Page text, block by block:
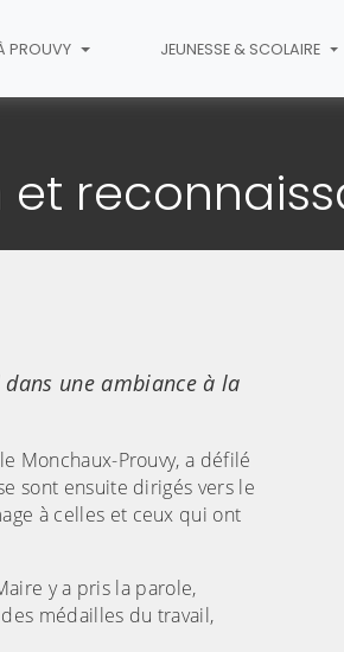
PROUVY JEUNESSE & SCOLAIRE
et
une ambiance à la
Monchaux-Prouvy, a défilé
sont ensuite dirigés vers le
à celles et ceux qui ont
y a pris la parole,
médailles du travail,